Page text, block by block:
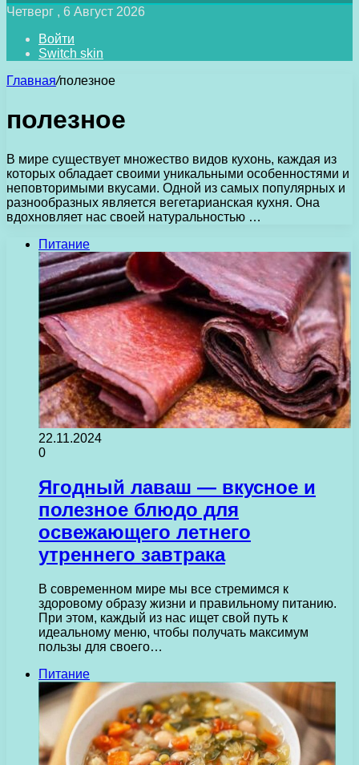
Четверг , 6 Август 2026
Войти
Switch skin
Главная/полезное
полезное
В мире существует множество видов кухонь, каждая из
которых обладает своими уникальными особенностями и
неповторимыми вкусами. Одной из самых популярных и
разнообразных является вегетарианская кухня. Она
вдохновляет нас своей натуральностью …
Питание
22.11.2024
0
Ягодный лаваш — вкусное и
полезное блюдо для
освежающего летнего
утреннего завтрака
В современном мире мы все стремимся к
здоровому образу жизни и правильному питанию.
При этом, каждый из нас ищет свой путь к
идеальному меню, чтобы получать максимум
пользы для своего…
Питание